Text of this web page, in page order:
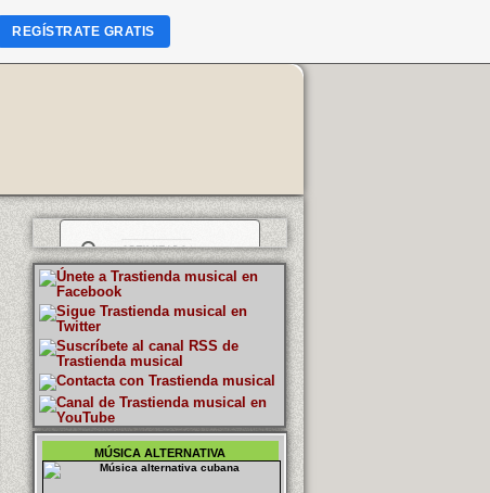
MÚSICA ALTERNATIVA
REGÍSTRATE GRATIS